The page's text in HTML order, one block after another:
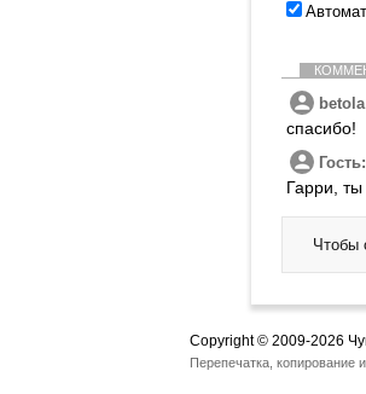
betola
спасибо!
Гарри, ты
Чтобы
Copyright © 2009-2026
Перепечатка, копирование